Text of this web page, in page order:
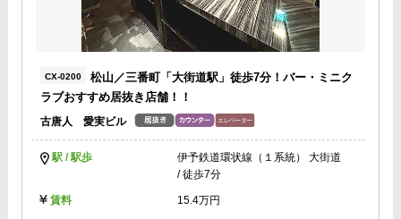
CX-0200
松山／三番町「大街道駅」徒歩7分！バー・ミニク
ラブおすすめ居抜き店舗！！
古唐人 愛実ビル
駅 / 駅歩
伊予鉄道環状線（１系統） 大街道
/ 徒歩7分
賃料 15.4万円